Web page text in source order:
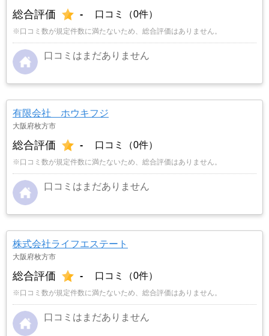
総合評価 - 口コミ（0件）
※口コミ数が規定件数に満たないため、総合評価はありません。
口コミはまだありません
有限会社 ホウキフジ
大阪府枚方市
総合評価 - 口コミ（0件）
※口コミ数が規定件数に満たないため、総合評価はありません。
口コミはまだありません
株式会社ライフエステート
大阪府枚方市
総合評価 - 口コミ（0件）
※口コミ数が規定件数に満たないため、総合評価はありません。
口コミはまだありません